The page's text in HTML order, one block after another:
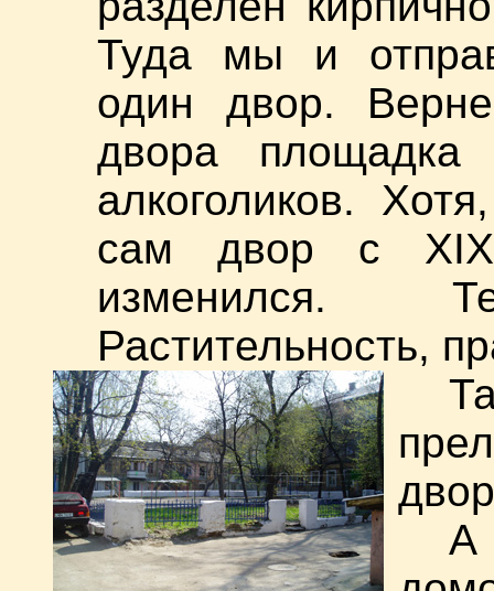
Туда мы и
один двор.
двора
алкоголиков.
сам двор с XIX
изменился.
Растительность,
А